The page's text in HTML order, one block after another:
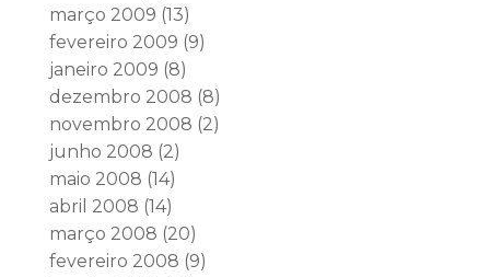
março 2009 (13)
fevereiro 2009 (9)
janeiro 2009 (8)
dezembro 2008 (8)
novembro 2008 (2)
junho 2008 (2)
maio 2008 (14)
abril 2008 (14)
março 2008 (20)
fevereiro 2008 (9)